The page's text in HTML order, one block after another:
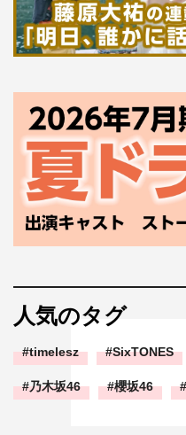
人気のタグ
timelesz SixTONES
乃木坂46 櫻坂46